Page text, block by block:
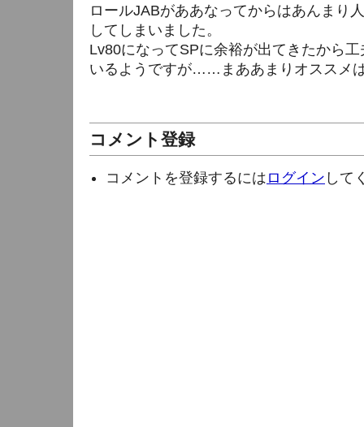
ロールJABがああなってからはあんまり
してしまいました。
Lv80になってSPに余裕が出てきたから
いるようですが……まああまりオススメ
コメント登録
コメントを登録するには ログイン して